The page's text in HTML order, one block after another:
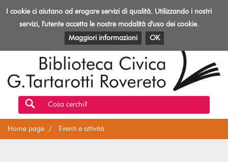
Toggle
Biblioteca
Rovereto
EVENTI E ATTIVITÀ PATRIMONIO E RISORSE
Cosa cerchi?
Home page Eventi e attività
I cookie ci aiutano ad erogare servizi di qualità. Utilizzando i nostri
servizi, l'utente accetta le nostre modalità d'uso dei cookie.
Maggiori informazioni
OK